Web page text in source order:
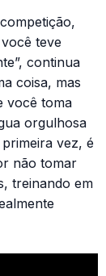
teve
continua
coisa, mas
você toma
orgulhosa
vez, é
não tomar
treinando em